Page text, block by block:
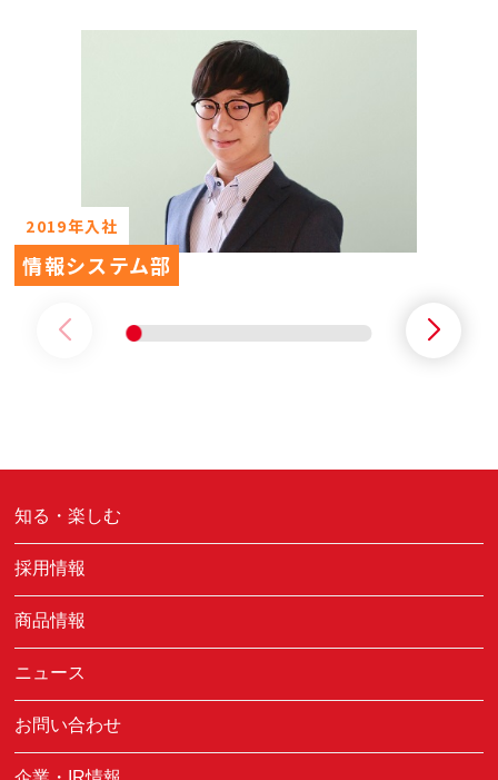
2019年入社
情報システム部
知る・楽しむ
採用情報
商品情報
ニュース
お問い合わせ